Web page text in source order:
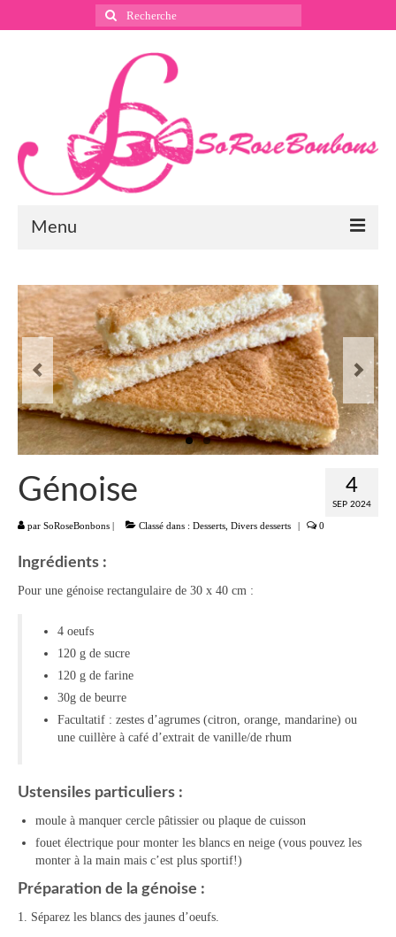
Rechercher
:
Menu
Instagram
Pinterest
Facebook
Liste
Entrées
Aumônières Feuilletés Samoussas
Blinis Cakes
Salades Verrines
Tartinades Tartines
Divers entrées
Plats
Poissons
Tartes Pizzas Croq’
Viandes
Desserts
Bavarois Charlottes Mousses
4
SEP 2024
Génoise
par SoRoseBonbons | Classé dans : Desserts Divers desserts | 0
Ingrédients :
Pour une génoise rectangulaire de 30 x 40 cm :
4 oeufs
120 g de sucre
120 g de farine
30g de beurre
Facultatif : zestes d’agrumes (citron, orange, mandarine) ou
une cuillère à café d’extrait de vanille/de rhum
Ustensiles particuliers :
moule à manquer cercle pâtissier ou plaque de cuisson
fouet électrique pour monter les blancs en neige (vous pouvez les
monter à la main mais c’est plus sportif!)
Préparation de la génoise :
1. Séparez les blancs des jaunes d’oeufs.